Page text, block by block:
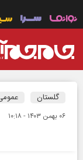
گلستان
۰۶ بهمن ۱۴۰۳ - ۱۰:۱۸